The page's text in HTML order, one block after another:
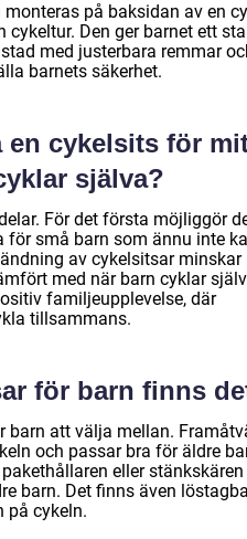
på baksidan av en
Den ger barnet ett
med justerbara remmar
barnets säkerhet.
en cykelsits för
själva?
För det första möjliggör
för små barn som ännu inte
av cykelsitsar minskar
med när barn cyklar
familjeupplevelse, där
tillsammans.
för barn finns
barn att välja mellan.
och passar bra för äldre
eller
barn. Det finns även
på cykeln.